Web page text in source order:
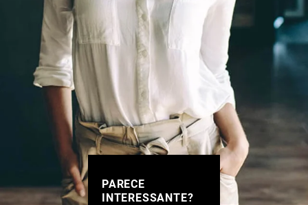
PARECE
INTERESSANTE?